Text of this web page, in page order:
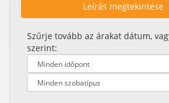
Leírás megtekintése
Szűrje tovább az árakat dátum,
szerint: